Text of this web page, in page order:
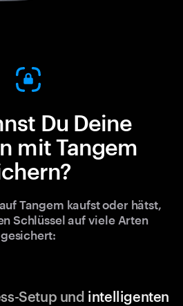
Du Deine
mit Tangem
Tangem kaufst oder hätst,
Schlüssel auf viele Arten
gesichert:
Setup und intelligenten